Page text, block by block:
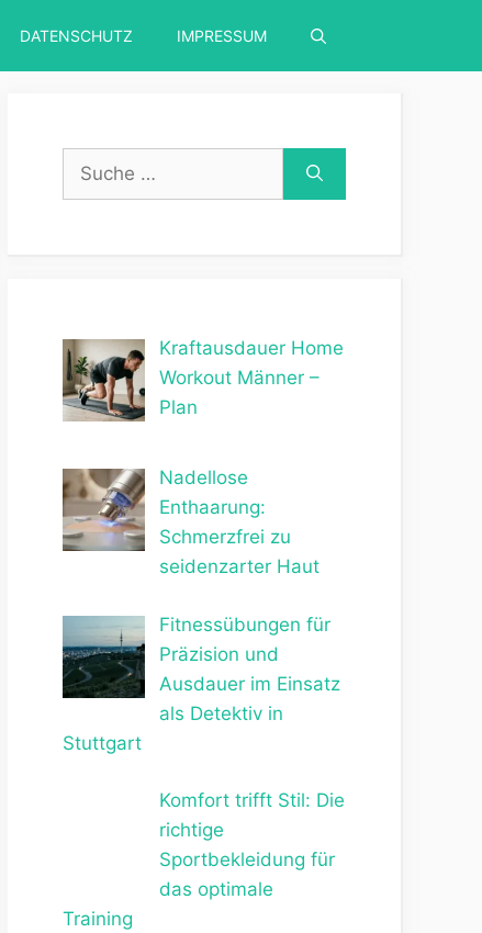
DATENSCHUTZ IMPRESSUM
Suche
Kraftausdauer Home
Workout Männer –
Plan
Nadellose
Enthaarung:
Schmerzfrei zu
seidenzarter Haut
Fitnessübungen für
Präzision und
Ausdauer im Einsatz
als Detektiv in
Stuttgart
Komfort trifft Stil: Die
richtige
Sportbekleidung für
das optimale
Training